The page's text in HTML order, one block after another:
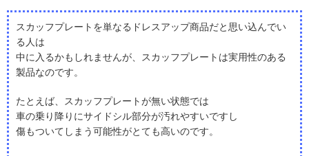
スカッフプレートを単なるドレスアップ商品だと思い込んでい
る人は
中に入るかもしれませんが、スカッフプレートは実用性のある
製品なのです。
たとえば、スカッフプレートが無い状態では
車の乗り降りにサイドシル部分が汚れやすいですし
傷もついてしまう可能性がとても高いのです。